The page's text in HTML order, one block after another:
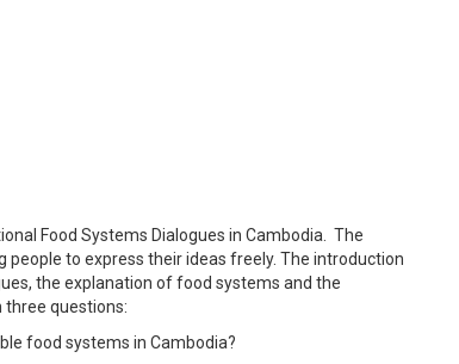
Food Systems Dialogues in Cambodia. The
to express their ideas freely. The introduction
the explanation of food systems and the
questions:
food systems in Cambodia?